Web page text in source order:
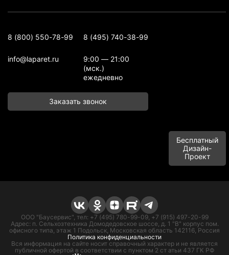
8 (800) 550-78-99 8 (495) 740-38-99
info@laparet.ru
9:00 — 21:00
(мск.)
ежедневно
Заказать звонок
Бесплатный
Дизайн-
Проект
ООО "Баусервис", тел: +7 (495) 780-99-09, +7 (915) 497-20-99
Адрес: п. Сельхозтехника Домодедовское шоссе, д. 1 "В" корпус пом.
офисного типа, этаж 1 Подольск, Московская область 142116, Россия
Политика конфиденциальности
Вся информация на сайте носит справочный характер и не является
публичной офертой в соответствии с пунктом 2 ст атьи 437 ГК РФ